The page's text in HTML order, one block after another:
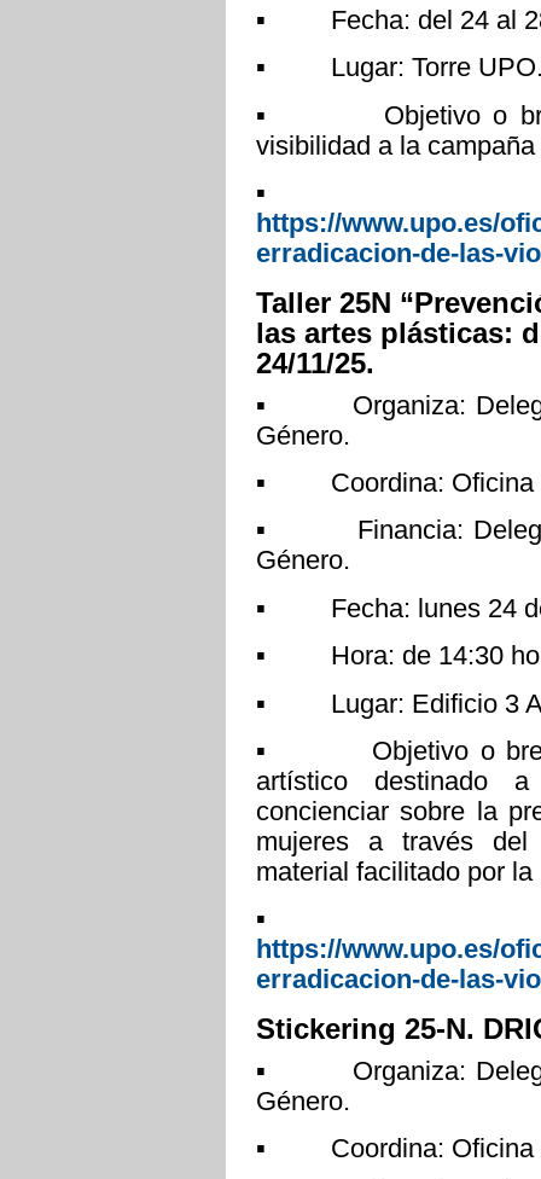
▪ Fecha: del 24 al 28
▪ Lugar: Torre
▪ Objetivo o breve
visibilidad a la
▪ Más
https://www.upo.es/
erradicacion-de-las-
Taller 25N
las artes plásticas:
24/11/25.
▪ Organiza:
Género.
▪ Coordina: Oficina
▪ Financia:
Género.
▪ Fecha: lunes 24 de
▪ Hora: de 14:30
▪ Lugar: Edificio 3
▪ Objetivo o breve
artístico destinado
concienciar sobre la
mujeres a través
material facilitado por
▪ Más
https://www.upo.es/
erradicacion-de-las-
Stickering 25-N.
▪ Organiza:
Género.
▪ Coordina: Oficina